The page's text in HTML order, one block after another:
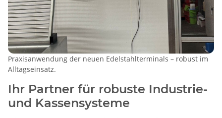
Praxisanwendung der neuen Edelstahlterminals – robust im
Alltagseinsatz.
Ihr Partner für robuste Industrie-
und Kassensysteme